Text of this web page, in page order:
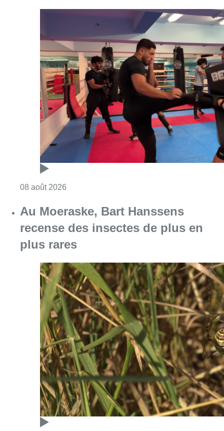
08 août 2026
Au Moeraske, Bart Hanssens
recense des insectes de plus en
plus rares